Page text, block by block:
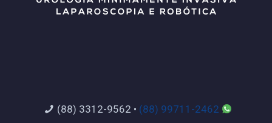
(88) 3312-9562 • (88) 99711-2462